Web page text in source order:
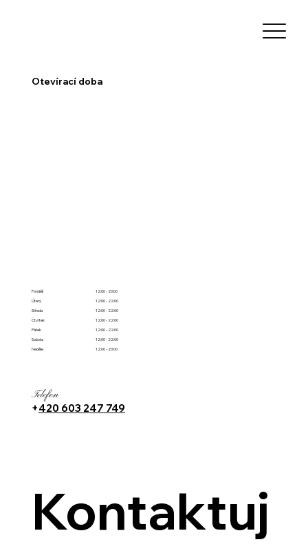
Telefon
+420 603 247 749
Otevírací doba
Pondělí
Úterý
Středa
Čtvrtek
Pátek
Sobota
Neděle
12:00 - 20:00
12:00 - 22:00
12:00 - 22:00
12:00 - 22:00
12:00 - 22:00
12:00 - 22:00
12:00 - 20:00
Kontaktuj